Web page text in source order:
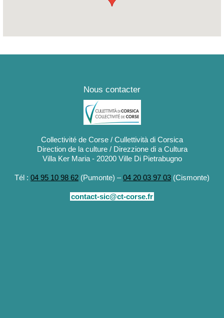
Nous contacter
Collectivité de Corse / Cullettività di Corsica
Direction de la culture / Direzzione di a Cultura
Villa Ker Maria - 20200 Ville Di Pietrabugno
Tél : 04 95 10 98 62 (Pumonte) –04 20 03 97 03 (Cismonte)
contact-sic@ct-corse.fr